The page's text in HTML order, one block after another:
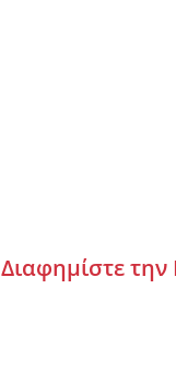
Διαφημίστε την